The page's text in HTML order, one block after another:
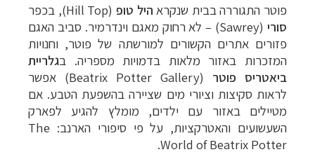
פוטר התגוררה בבית שנקרא היל טופ (
Hill Top), בכפר
סורי (
Sawrey) – לא רחוק מאגם וינדרמיר. סביב האגם
פזורים אתרים הקשורים למורשתה של פוטר, וחנויות
המזכרות באזור מלאות בדמויות מספריה. בגלריית
ביאטריס פוטר (
(Beatrix Potter Gallery אפשר
לראות סקיצות וציורי מים שציירה בהשפעת הטבע. אם
מטיילים באזור עם ילדים, מומלץ להגיע לפארק
השעשועים והאטרקציות, על פי סיפורי הארנב: The
World of Beatrix Potter
.